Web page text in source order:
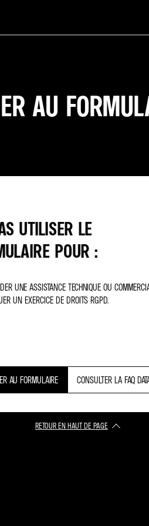
AU
UTILISER LE
POUR :
UNE ASSISTANCE TECHNIQUE OU
UN EXERCICE DE DROITS RGPD.
AU FORMULAIRE CONSULTER LA FAQ
RETOUR EN HAUT DE PAGE